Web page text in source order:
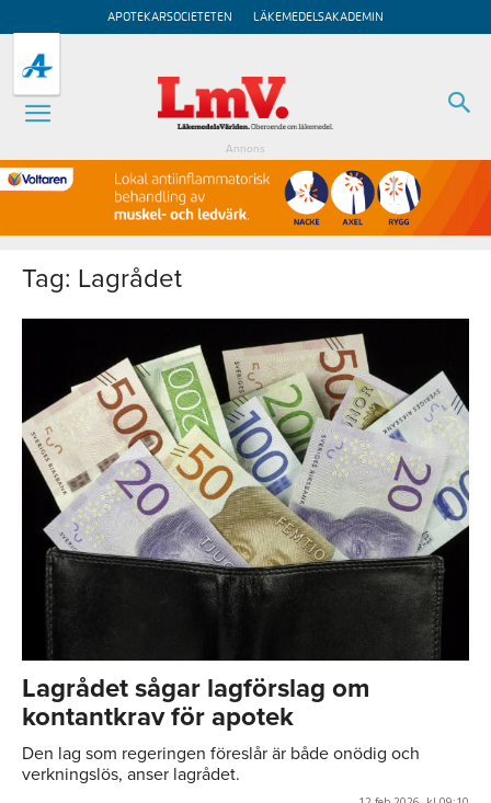
APOTEKARSOCIETETEN LÄKEMEDELSAKADEMIN
Annons
Tag: Lagrådet
Lagrådet sågar lagförslag om
kontantkrav för apotek
Den lag som regeringen föreslår är både onödig och
verkningslös, anser lagrådet.